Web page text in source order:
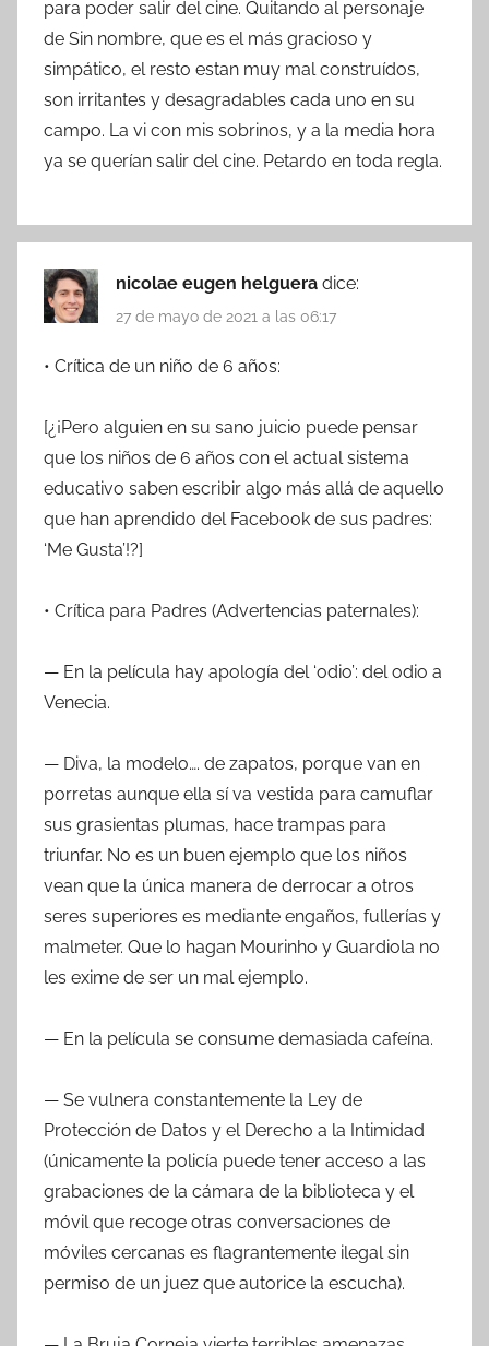
para poder salir del cine. Quitando al personaje
de Sin nombre, que es el más gracioso y
simpático, el resto estan muy mal construídos,
son irritantes y desagradables cada uno en su
campo. La vi con mis sobrinos, y a la media hora
ya se querían salir del cine. Petardo en toda regla.
nicolae eugen helguera dice:
27 de mayo de 2021 a las 06:17
• Crítica de un niño de 6 años:
[¿¡Pero alguien en su sano juicio puede pensar
que los niños de 6 años con el actual sistema
educativo saben escribir algo más allá de aquello
que han aprendido del Facebook de sus padres:
‘Me Gusta’!?]
• Crítica para Padres (Advertencias paternales):
— En la película hay apología del ‘odio’: del odio a
Venecia.
— Diva, la modelo…. de zapatos, porque van en
porretas aunque ella sí va vestida para camuflar
sus grasientas plumas, hace trampas para
triunfar. No es un buen ejemplo que los niños
vean que la única manera de derrocar a otros
seres superiores es mediante engaños, fullerías y
malmeter. Que lo hagan Mourinho y Guardiola no
les exime de ser un mal ejemplo.
— En la película se consume demasiada cafeína.
— Se vulnera constantemente la Ley de
Protección de Datos y el Derecho a la Intimidad
(únicamente la policía puede tener acceso a las
grabaciones de la cámara de la biblioteca y el
móvil que recoge otras conversaciones de
móviles cercanas es flagrantemente ilegal sin
permiso de un juez que autorice la escucha).